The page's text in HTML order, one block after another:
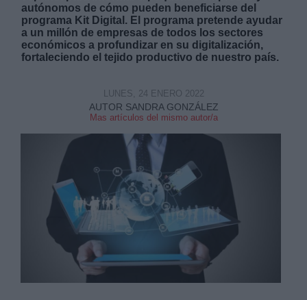
autónomos de cómo pueden beneficiarse del
programa Kit Digital. El programa pretende ayudar
a un millón de empresas de todos los sectores
económicos a profundizar en su digitalización,
fortaleciendo el tejido productivo de nuestro país.
AUTOR SANDRA GONZÁLEZ
Mas artículos del mismo autor/a
LUNES, 24 ENERO 2022
Derechos:
Información adicional
link